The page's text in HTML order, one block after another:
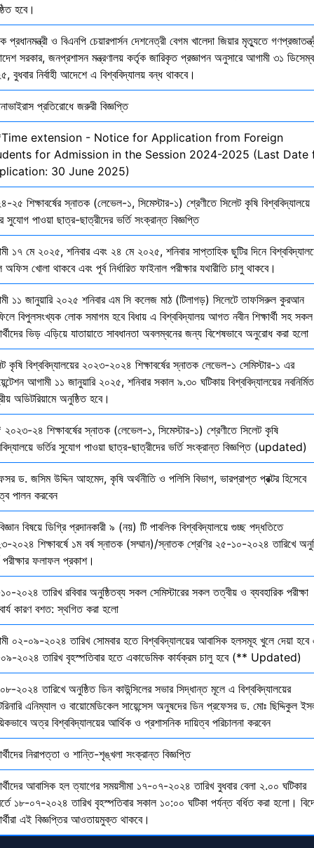
হবে।
প্রধানমন্ত্রী ও বিএনপি চেয়ারপার্সন দেশনেত্রী বেগম খালেদা জিয়ার মৃত্যুতে
সরকার, জনপ্রশাসন মন্ত্রণালয় কর্তৃক জারিকৃত প্রজ্ঞাপন অনুসারে আগামী ৩১
বুধবার নির্বাহী আদেশে এ বিশ্ববিদ্যালয় বন্ধ থাকবে।
প্রতিরোধে জরুরী বিজ্ঞপ্তি
extension - Notice for Application from Foreign
for Admission in the Session 2024-2025 (Last Date
30 June 2025)
২৫ শিক্ষাবর্ষের স্নাতক (লেভেল-১, সিমেস্টার-১) শ্রেণীতে সিলেট কৃষি বিশ্ববিদ্যালয়ে
সুযোগ পাওয়া ছাত্র-ছাত্রীদের ভর্তি সংক্রান্ত বিজ্ঞপ্তি
১৭ মে ২০২৫, শনিবার এবং ২৪ মে ২০২৫, শনিবার সাপ্তাহিক ছুটির দিনে
খোলা থাকবে এবং পূর্ব নির্ধারিত ফাইনাল পরীক্ষার যথারীতি চালু থাকবে।
১১ জানুয়ারি ২০২৫ শনিবার এম সি কলেজ মাঠ (টিলাগড়) সিলেটে তাফসিরুল কুরআন
বিপুলসংখ্যক লোক সমাগম হবে বিধায় এ বিশ্ববিদ্যালয় আগত নবীন শিক্ষার্থী সহ সকল
ভিড় এড়িয়ে যাতায়াতে সাবধানতা অবলম্বনের জন্য বিশেষভাবে অনুরোধ করা হলো
কৃষি বিশ্ববিদ্যালয়ের ২০২৩-২০২৪ শিক্ষাবর্ষের স্নাতক লেভেল-১ সেমিস্টার-১ এর
আগামী ১১ জানুয়ারি ২০২৫, শনিবার সকাল ৯.৩০ ঘটিকায় বিশ্ববিদ্যালয়ের নবনির্মিত
অডিটরিয়ামে অনুষ্ঠিত হবে।
২৪ শিক্ষাবর্ষের স্নাতক (লেভেল-১, সিমেস্টার-১) শ্রেণীতে সিলেট কৃষি
ভর্তির সুযোগ পাওয়া ছাত্র-ছাত্রীদের ভর্তি সংক্রান্ত বিজ্ঞপ্তি (updated)
ড. জসিম উদ্দিন আহমেদ, কৃষি অর্থনীতি ও পলিসি বিভাগ, ভারপ্রাপ্ত প্রক্টর হিসেবে
পালন করবেন
বিষয়ে ডিগ্রি প্রদানকারী ৯ (নয়) টি পাবলিক বিশ্ববিদ্যালয়ে গুচ্ছ পদ্ধতিতে
২০২৪ শিক্ষাবর্ষে ১ম বর্ষ স্নাতক (সম্মান)/স্নাতক শ্রেণির ২৫-১০-২০২৪ তারিখে
পরীক্ষার ফলাফল প্রকাশ।
২০২৪ তারিখ রবিবার অনুষ্ঠিতব্য সকল সেমিস্টারের সকল তত্বীয় ও ব্যবহারিক পরীক্ষা
কারণ বশত: স্থগিত করা হলো
০২-০৯-২০২৪ তারিখ সোমবার হতে বিশ্ববিদ্যালয়ের আবাসিক হলসমূহ খুলে দেয়া হবে
২০২৪ তারিখ বৃহস্পতিবার হতে একাডেমিক কার্যক্রম চালু হবে (** Updated)
২০২৪ তারিখে অনুষ্ঠিত ডিন কাউন্সিলের সভার সিদ্ধান্ত মূলে এ বিশ্ববিদ্যালয়ের
এনিম্যাল ও বায়োমেডিকেল সায়েন্সেস অনুষদের ডিন প্রফেসর ড. মোঃ ছিদ্দিকুল
অত্র বিশ্ববিদ্যালয়ের আর্থিক ও প্রশাসনিক দায়িত্ব পরিচালনা করবেন
নিরাপত্তা ও শান্তি-শৃঙ্খলা সংক্রান্ত বিজ্ঞপ্তি
আবাসিক হল ত্যাগের সময়সীমা ১৭-০৭-২০২৪ তারিখ বুধবার বেলা ২.০০ ঘটিকার
১৮-০৭-২০২৪ তারিখ বৃহস্পতিবার সকাল ১০:০০ ঘটিকা পর্যন্ত বর্ধিত করা হলো।
এই বিজ্ঞপ্তির আওতায়মুক্ত থাকবে।